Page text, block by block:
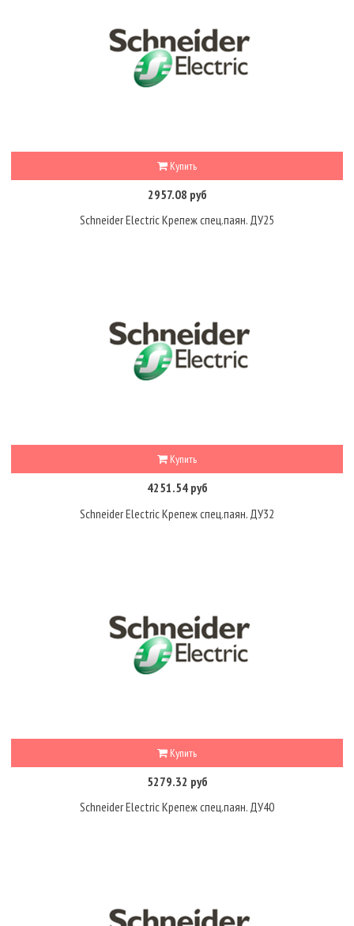
Купить
2957.08 руб
Schneider Electric Крепеж спец.паян. ДУ25
Купить
4251.54 руб
Schneider Electric Крепеж спец.паян. ДУ32
Купить
5279.32 руб
Schneider Electric Крепеж спец.паян. ДУ40